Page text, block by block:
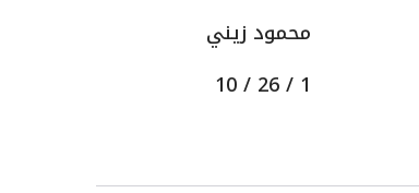
محمود زيني
1 / 26 / 10